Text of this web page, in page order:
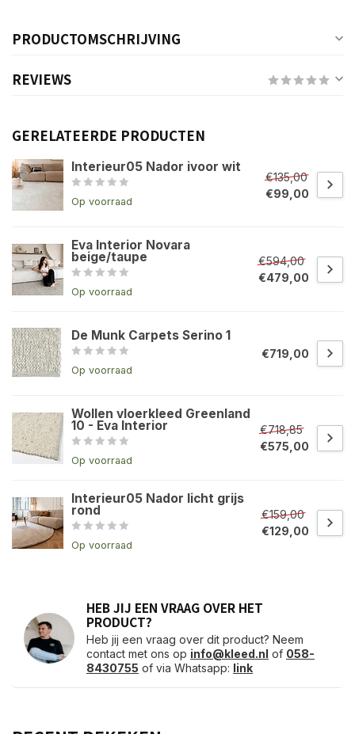
PRODUCTOMSCHRIJVING
REVIEWS
GERELATEERDE PRODUCTEN
Interieur05 Nador ivoor wit
Op voorraad
€135,00
€99,00
Eva Interior Novara
beige/taupe
Op voorraad
€594,00
€479,00
De Munk Carpets Serino 1
Op voorraad
€719,00
Wollen vloerkleed Greenland
10 - Eva Interior
Op voorraad
€718,85
€575,00
Interieur05 Nador licht grijs
rond
Op voorraad
€159,00
€129,00
HEB JIJ EEN VRAAG OVER HET
PRODUCT?
Heb jij een vraag over dit product? Neem
contact met ons op info@kleed.nl of 058-
8430755 of via Whatsapp: link